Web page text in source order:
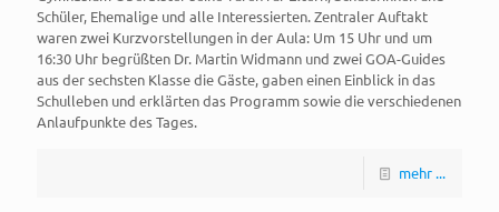
Schüler, Ehemalige und alle Interessierten. Zentraler Auftakt
waren zwei Kurzvorstellungen in der Aula: Um 15 Uhr und um
16:30 Uhr begrüßten Dr. Martin Widmann und zwei GOA-Guides
aus der sechsten Klasse die Gäste, gaben einen Einblick in das
Schulleben und erklärten das Programm sowie die verschiedenen
Anlaufpunkte des Tages.
mehr ...